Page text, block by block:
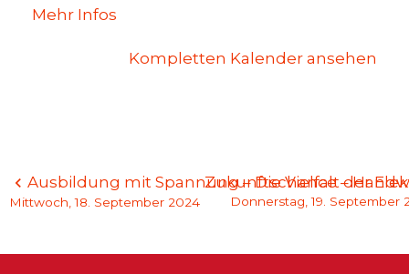
Mehr Infos
Kompletten Kalender ansehen
Beitragsnavigation
Ausbildung mit Spannung – Die Vielfalt der
Mittwoch, 18. September 2024
Zukunftschance –
Donnerstag, 19. September